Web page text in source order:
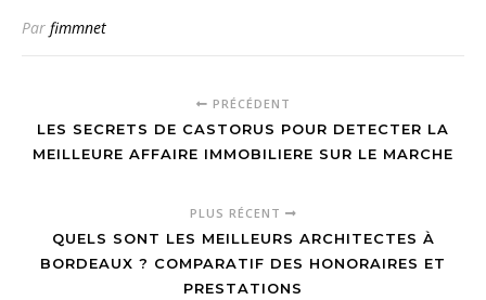
Par fimmnet
PRÉCÉDENT
LES SECRETS DE CASTORUS POUR DETECTER LA
MEILLEURE AFFAIRE IMMOBILIERE SUR LE MARCHE
PLUS RÉCENT
QUELS SONT LES MEILLEURS ARCHITECTES À
BORDEAUX ? COMPARATIF DES HONORAIRES ET
PRESTATIONS